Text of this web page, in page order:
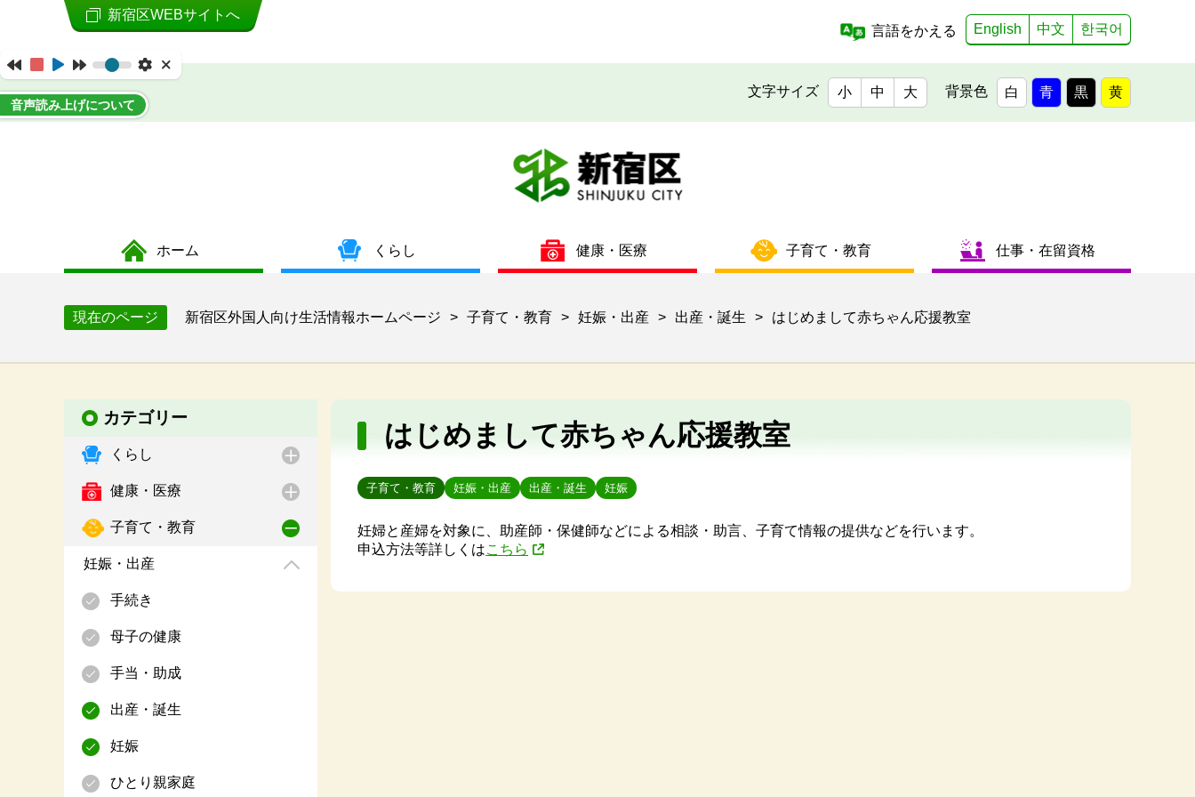
音声読み上げについて
新宿区WEBサイトへ
言語をかえる
English 中文 한국어
文字サイズ 小 中 大 背景色 白 青 黒 黄
ホーム くらし 健康・医療 子育て・教育 仕事・在留資格
現在のページ 新宿区外国人向け生活情報ホームページ > 子育て・教育 > 妊娠・出産 > 出産・誕生 > はじめまして赤ちゃん応援教室
カテゴリー
くらし
健康・医療
子育て・教育
妊娠・出産
手続き
母子の健康
手当・助成
出産・誕生
妊娠
ひとり親家庭
はじめまして赤ちゃん応援教室
子育て・教育 妊娠・出産 出産・誕生 妊娠
妊婦と産婦を対象に、助産師・保健師などによる相談・助言、子育て情報の提供などを行います。
申込方法等詳しくはこちら